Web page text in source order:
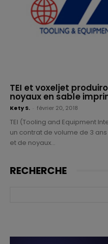
TEI et voxeljet
noyaux en sable
Kety S. février 20, 2018
TEI (Tooling and Equipment
un contrat de volume de 3
et de noyaux...
RECHERCHE